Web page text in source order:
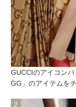
GUCCIのアイコン
GG」のアイテムを